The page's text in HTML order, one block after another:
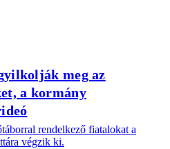
meg az
a kormány
rendelkező fiatalokat a
végzik ki.